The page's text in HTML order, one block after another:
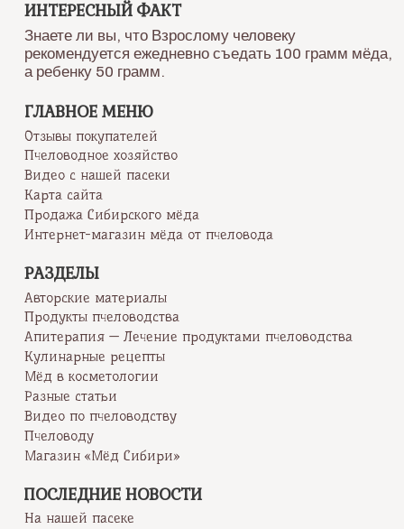
ИНТЕРЕСНЫЙ ФАКТ
Знаете ли вы, что Взрослому человеку
рекомендуется ежедневно съедать 100 грамм мёда,
а ребенку 50 грамм.
ГЛАВНОЕ МЕНЮ
Отзывы покупателей
Пчеловодное хозяйство
Видео с нашей пасеки
Карта сайта
Продажа Сибирского мёда
Интернет-магазин мёда от пчеловода
РАЗДЕЛЫ
Авторские материалы
Продукты пчеловодства
Апитерапия — Лечение продуктами пчеловодства
Кулинарные рецепты
Мёд в косметологии
Разные статьи
Видео по пчеловодству
Пчеловоду
Магазин «Мёд Сибири»
ПОСЛЕДНИЕ НОВОСТИ
На нашей пасеке